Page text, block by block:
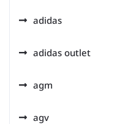
adidas
adidas outlet
agm
agv